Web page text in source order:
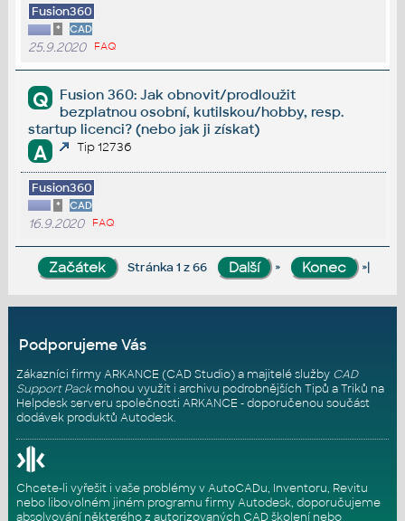
Fusion360
* CAD
25.9.2020 FAQ
Q
Fusion 360: Jak obnovit/prodloužit
bezplatnou osobní, kutilskou/hobby, resp.
startup licenci? (nebo jak ji získat)
A Tip 12736
Fusion360
* CAD
16.9.2020 FAQ
Stránka 1 z 66 » »|
Podporujeme Vás
Zákazníci firmy ARKANCE (CAD Studio) a majitelé služby CAD
Support Packmohou využít i archivu podrobnějších Tipů a Triků na
Helpdesk serveru společnosti ARKANCE - doporučenou součást
dodávek produktů Autodesk.
Chcete-li vyřešit i vaše problémy v AutoCADu, Inventoru, Revitu
nebo libovolném jiném programu firmy Autodesk, doporučujeme
absolvování některého z autorizovaných CAD školenínebo